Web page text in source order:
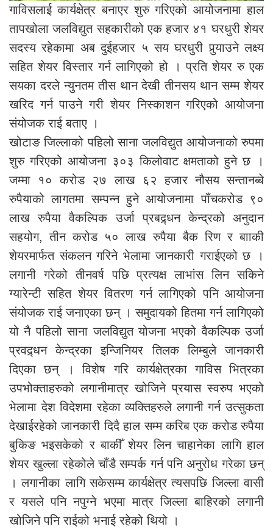
गाविसलाई कार्यक्षेत्र बनाएर शुरु गरिएको आयोजनामा हाल
तापखोला जलविद्युत सहकारीको एक हजार ४१ घरधुरी शेयर
सदस्य रहेकामा अब दुईहजार ५ सय घरधुरी पुर्‍याउने लक्ष्य
सहित शेयर विस्तार गर्न लागिएको हो । प्रति शेयर रु एक
सयका दरले न्युनतम तीस थान देखी तीनसय थान सम्म शेयर
खरिद गर्न पाउने गरी शेयर निस्काशन गरिएको आयोजना
संयोजक राई बताए ।
खोटाङ जिल्लाको पहिलो साना जलविद्युत आयोजनाको रुपमा
शुरु गरिएको आयोजना ३०३ किलोवाट क्षमताको हुने छ ।
जम्मा १० करोड २७ लाख ६२ हजार नौसय सन्तानब्बे
रुपैयाको लागतमा सम्पन्न हुने आयोजनामा पाँचकरोड ९०
लाख रुपैया वैकल्पिक उर्जा प्रबद्र्धन केन्द्रको अनुदान
सहयोग, तीन करोड ५० लाख रुपैया बैक रिण र बााकी
शेयरमार्फत संकलन गरिने भेलामा जानकारी गराईएको छ ।
लगानी गरेको तीनवर्ष पछि प्रत्यक्ष लाभांस लिन सकिने
ग्यारेन्टी सहित शेयर वितरण गर्न लागिएको पनि आयोजना
संयोजक राई जनाएका छन् । समुदायको हितमा गर्न लागिएको
यो नै पहिलो साना जलविद्युत योजना भएको वैकल्पिक उर्जा
प्रवद्र्धन केन्द्रका इन्जिनियर तिलक लिम्बुले जानकारी
दिएका छन् । विशेष गरि कार्यक्षेत्रका गाविस भित्रका
उपभोक्ताहरुको लगानीमात्र खोजिने प्रयास स्वरुप भएको
भेलामा देश विदेशमा रहेका व्यक्तिहरुले लगानी गर्न उत्सुकता
देखाईरहेको जानकारी दिदै हाल सम्म करिब एक करोड रुपैया
बुकिङ भइसकेको र बाकीँ शेयर लिन चाहानेका लागि हाल
शेयर खुल्ला रहेकोले चाँडै सम्पर्क गर्न पनि अनुरोध गरेका छन्
। लगानीका लागि सकेसम्म कार्यक्षेत्र त्यसपछि जिल्ला वासी
र यसले पनि नपुग्ने भएमा मात्र जिल्ला बाहिरको लगानी
खोजिने पनि राईको भनाई रहेको थियो ।